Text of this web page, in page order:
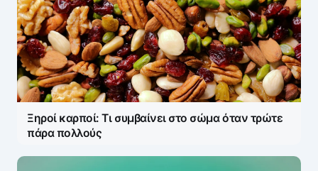
Ξηροί καρποί: Τι συμβαίνει στο σώμα όταν τρώτε
πάρα πολλούς